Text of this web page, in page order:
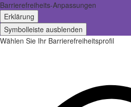
Barrierefreiheits-Anpassungen
Erklärung
Symbolleiste ausblenden
Wählen Sie Ihr Barrierefreiheitsprofil